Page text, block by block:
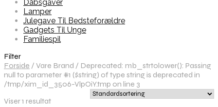
Dåbsgaver
Lamper
Julegave Til Bedsteforældre
Gadgets Til Unge
Familiespil
Filter
Forside / Vare Brand / Deprecated: mb_strtolower(): Passing
null to parameter #1 ($string) of type string is deprecated in
/tmp/xim_id_3506-VlpOiY.tmp on line 3
Viser 1 resultat